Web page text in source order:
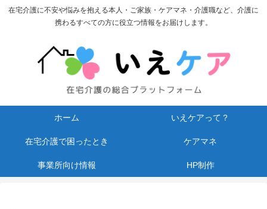
在宅介護に不安や悩みを抱える本人・ご家族・ケアマネ・介護職など、介護に
携わるすべての方に役立つ情報をお届けします。
ホーム いえケアって？
在宅介護で困ったとき ケアマネ
事業所向け情報 HP制作